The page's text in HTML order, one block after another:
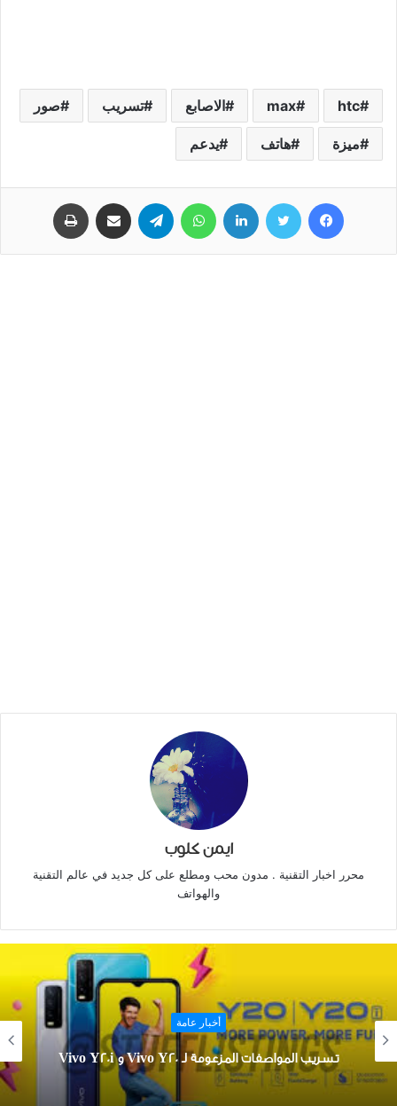
htc
max الاصابع تسريب صور
ميزة هاتف يدعم
فيسبوك تويتر لينكدإن واتساب تيلقرام مشاركة عبر البريد
ايمن كلوب
محرر اخبار التقنية . مدون محب ومطلع على كل جديد في عالم التقنية
والهواتف
أخبار عامة
تسريب المواصفات المزعومة لـ Vivo Y20 و Vivo Y20i